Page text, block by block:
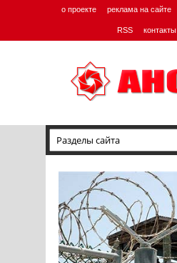
о проекте реклама на сайте
RSS контакты